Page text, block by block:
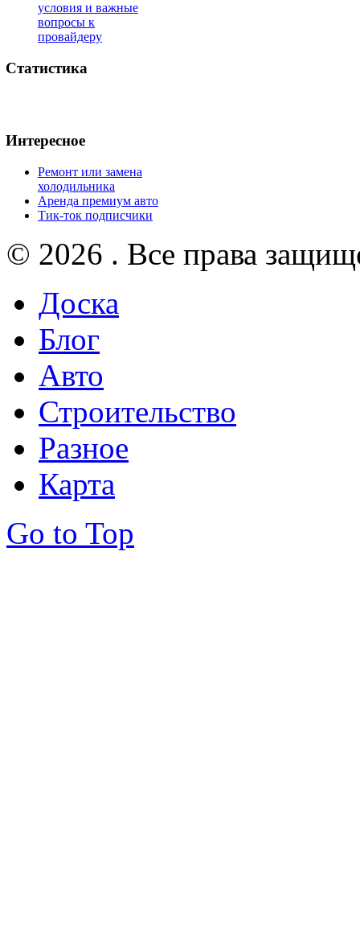
условия и важные
вопросы к
провайдеру
Статистика
Интересное
Ремонт или замена
холодильника
Аренда премиум авто
Тик-ток подписчики
© 2026 . Все права
Доска
Блог
Авто
Строительство
Разное
Карта
Go to Top